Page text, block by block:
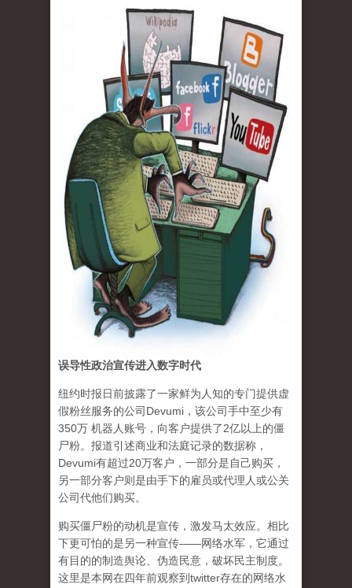
误导性政治宣传进入数字时代
纽约时报日前披露了一家鲜为人知的专门提供虚
假粉丝服务的公司Devumi，该公司手中至少有
350万 机器人账号，向客户提供了2亿以上的僵
尸粉。报道引述商业和法庭记录的数据称，
Devumi有超过20万客户，一部分是自己购买，
另一部分客户则是由手下的雇员或代理人或公关
公司代他们购买。
购买僵尸粉的动机是宣传，激发马太效应。相比
下更可怕的是另一种宣传——网络水军，它通过
有目的的制造舆论、伪造民意，破坏民主制度。
这里是本网在四年前观察到twitter存在的网络水